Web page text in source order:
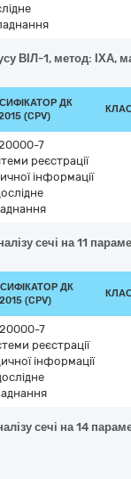
ВІЛ-1, метод:
ДК
(CPV)
7
реєстрації
інформації
сечі на
ДК
(CPV)
7
реєстрації
інформації
сечі на